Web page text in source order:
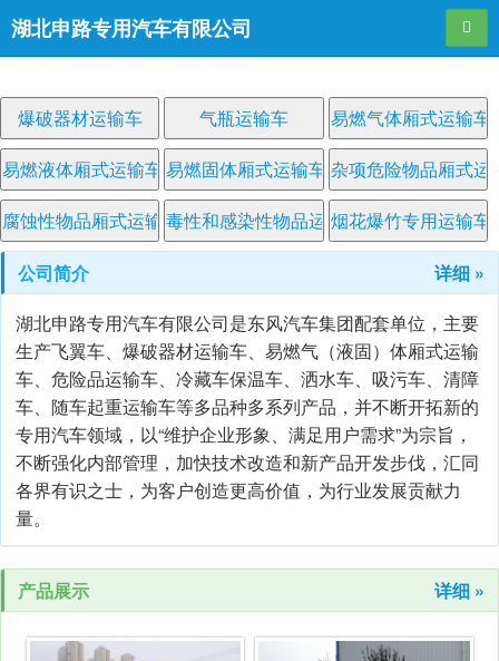
湖北申路专用汽车有限公司 导航
爆破器材运输车 气瓶运输车
易燃气体厢式运输车
易燃液体厢式运输车 易燃固体厢式运输车 杂项危险物品厢式运
腐蚀性物品厢式运输车毒性和感染性物品运输车烟花爆竹专用运输车
公司简介
详细 »
湖北申路专用汽车有限公司是东风汽车集团配套单位，主要
生产飞翼车、爆破器材运输车、易燃气（液固）体厢式运输
车、危险品运输车、冷藏车保温车、洒水车、吸污车、清障
车、随车起重运输车等多品种多系列产品，并不断开拓新的
专用汽车领域，以“维护企业形象、满足用户需求”为宗旨，
不断强化内部管理，加快技术改造和新产品开发步伐，汇同
各界有识之士，为客户创造更高价值，为行业发展贡献力
量。
产品展示 详细 »